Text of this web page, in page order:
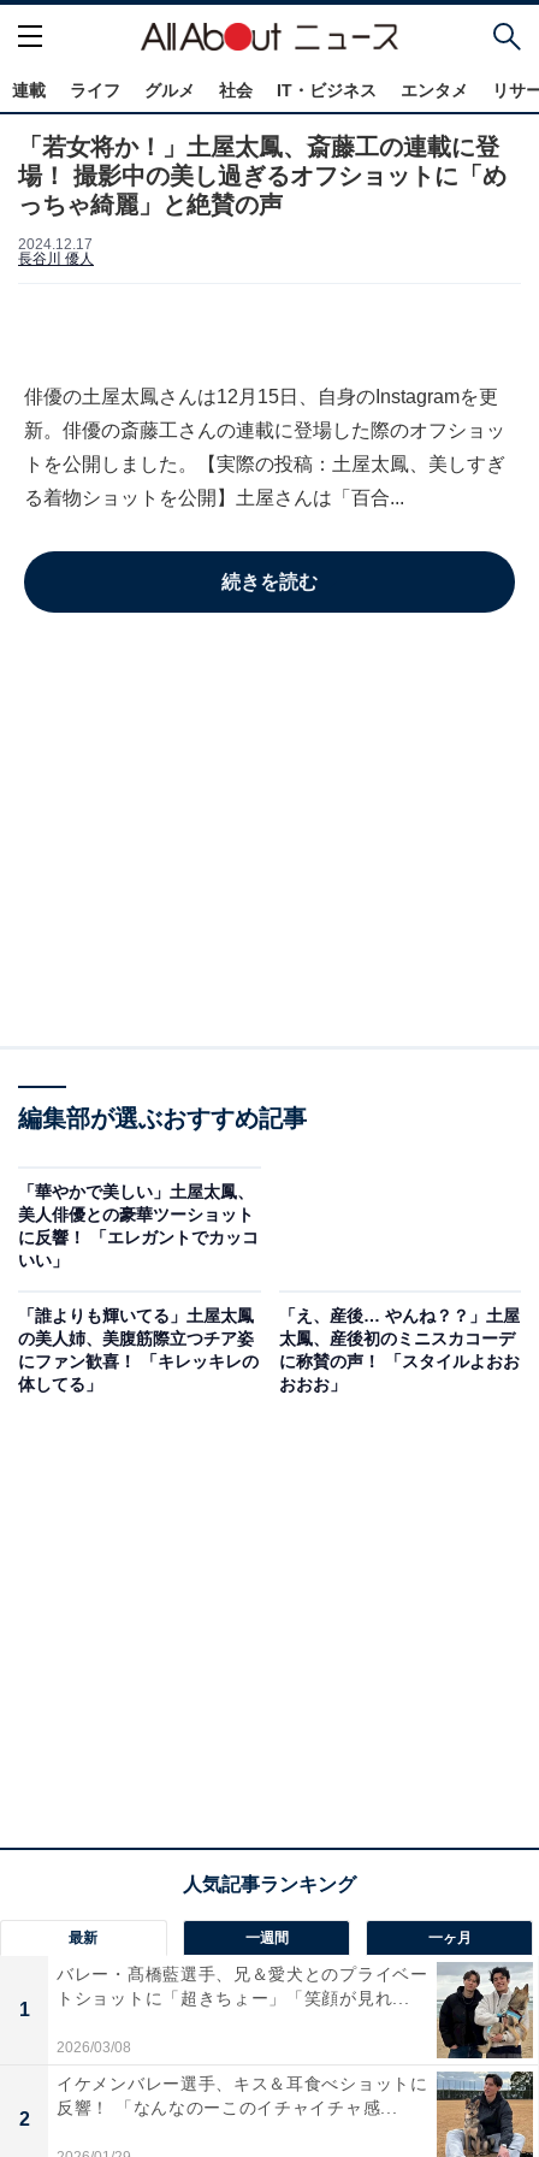
連載 ライフ グルメ 社会 IT・ビジネス エンタメ リサ
「若女将か！」土屋太鳳、斎藤工の連載に登
場！ 撮影中の美し過ぎるオフショットに「め
っちゃ綺麗」と絶賛の声
2024.12.17
長谷川 優人
俳優の土屋太鳳さんは12月15日、自身のInstagramを更
新。俳優の斎藤工さんの連載に登場した際のオフショッ
トを公開しました。【実際の投稿：土屋太鳳、美しすぎ
る着物ショットを公開】土屋さんは「百合...
続きを読む
編集部が選ぶおすすめ記事
「華やかで美しい」土屋太鳳、
美人俳優との豪華ツーショット
に反響！ 「エレガントでカッコ
いい」
「誰よりも輝いてる」土屋太鳳
の美人姉、美腹筋際立つチア姿
にファン歓喜！ 「キレッキレの
体してる」
「え、産後… やんね？？」土屋
太鳳、産後初のミニスカコーデ
に称賛の声！ 「スタイルよおお
おおお」
最新 一週間 一ヶ月
1
バレー・髙橋藍選手、兄＆愛犬とのプライベー
トショットに「超きちょー」「笑顔が見れ...
2026/03/08
2
イケメンバレー選手、キス＆耳食べショットに
反響！ 「なんなのーこのイチャイチャ感...